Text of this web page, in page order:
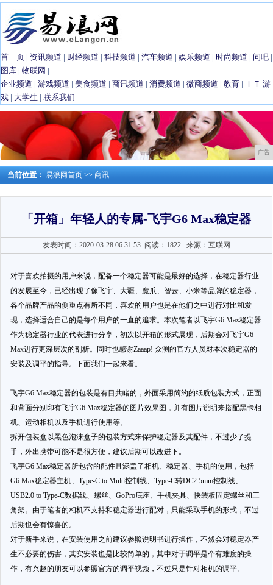
首 页 | 资讯频道 | 财经频道 | 科技频道 | 汽车频道 | 娱乐频道 | 时尚频道 | 问吧 |
图库 | 物联网 |
企业频道 | 游戏频道 | 美食频道 | 商讯频道 | 消费频道 | 微商频道 | 教育 | ＩＴ 游
戏 | 大学生 | 联系我们
广告
当前位置： 易浪网首页 >> 商讯
「开箱」年轻人的专属-飞宇G6 Max稳定器
发表时间：2020-03-28 06:31:53 阅读：1822来源：互联网
对于喜欢拍摄的用户来说，配备一个稳定器可能是最好的选择，在稳定器行业
的发展至今，已经出现了像飞宇、大疆、魔爪、智云、小米等品牌的稳定器，
各个品牌产品的侧重点有所不同，喜欢的用户也是在他们之中进行对比和发
现，选择适合自己的是每个用户的一直的追求。本次笔者以飞宇G6 Max稳定器
作为稳定器行业的代表进行分享，初次以开箱的形式展现，后期会对飞宇G6
Max进行更深层次的剖析。同时也感谢Zaaap! 众测的官方人员对本次稳定器的
安装及调平的指导。下面我们一起来看。
飞宇G6 Max稳定器的包装是有目共睹的，外面采用简约的纸质包装方式，正面
和背面分别印有飞宇G6 Max稳定器的图片效果图，并有图片说明来搭配黑卡相
机、运动相机以及手机进行使用等。
拆开包装盒以黑色泡沫盒子的包装方式来保护稳定器及其配件，不过少了提
手，外出携带可能不是很方便，建议后期可以改进下。
飞宇G6 Max稳定器所包含的配件且涵盖了相机、稳定器、手机的使用，包括
G6 Max稳定器主机、Type-C to Multi控制线、Type-C转DC2.5mm控制线、
USB2.0 to Type-C数据线、螺丝、GoPro底座、手机夹具、快装板固定螺丝和三
角架。由于笔者的相机不支持和稳定器进行配对，只能采取手机的形式，不过
后期也会有惊喜的。
对于新手来说，在安装使用之前建议参照说明书进行操作，不然会对稳定器产
生不必要的伤害，其实安装也是比较简单的，其中对于调平是个有难度的操
作，有兴趣的朋友可以参照官方的调平视频，不过只是针对相机的调平。